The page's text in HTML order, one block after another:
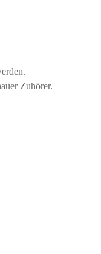
Zuhörer.